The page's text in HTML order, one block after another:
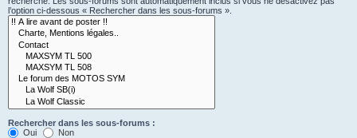
l’option ci-dessous « Rechercher dans les sous-forums ».
Rechercher dans les sous-forums :
Oui
Non